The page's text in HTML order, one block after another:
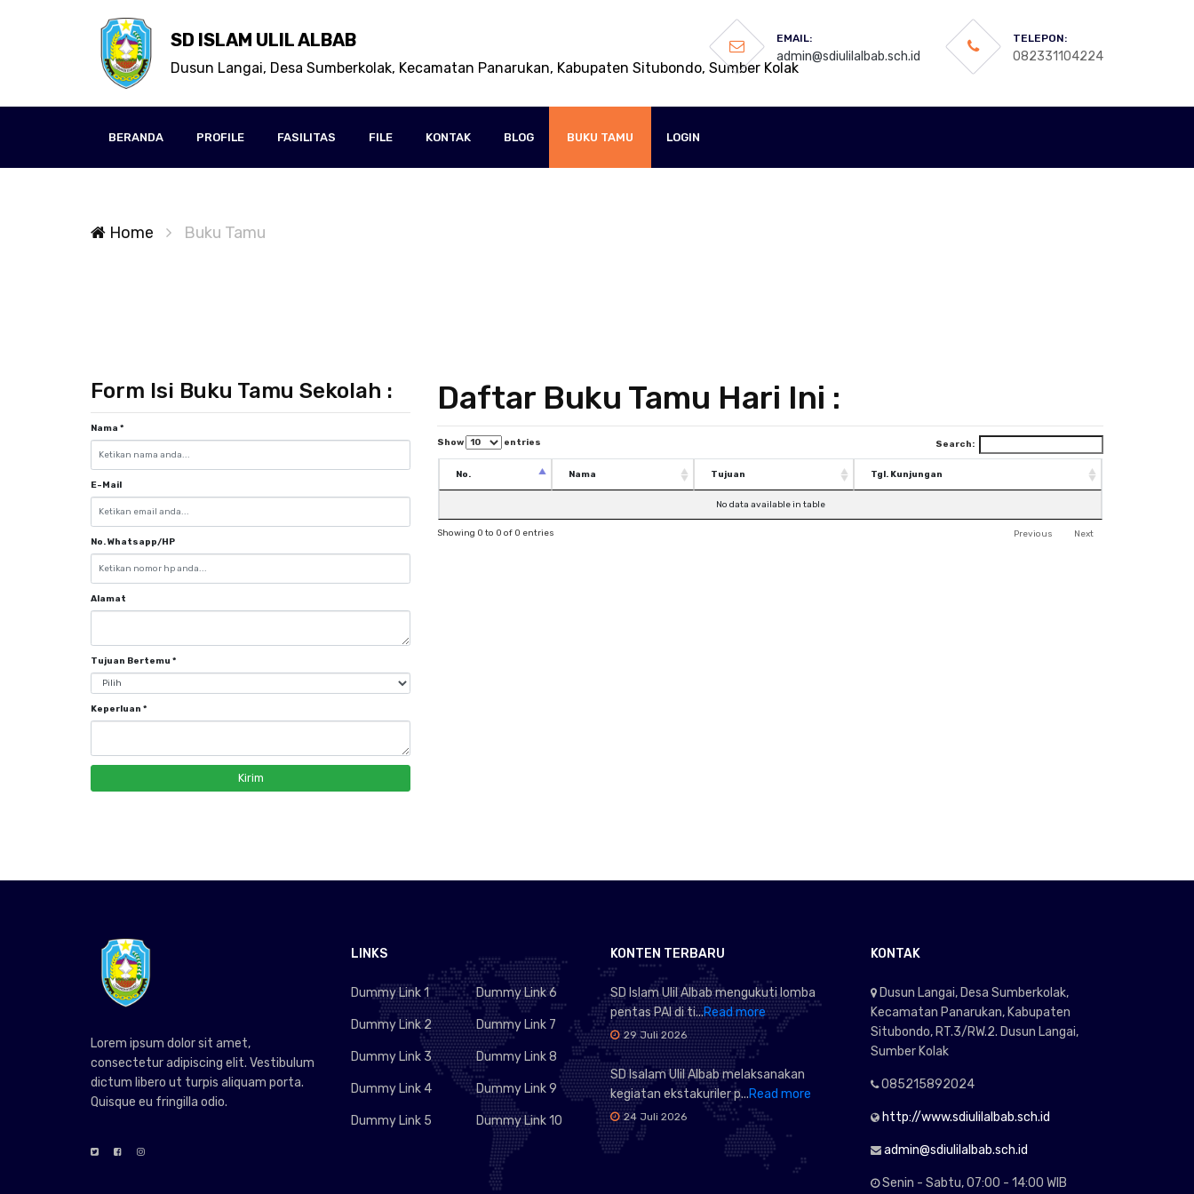
SD ISLAM ULIL ALBAB
Dusun Langai, Desa Sumberkolak, Kecamatan Panarukan, Kabupaten Situbondo, Sumber Kolak
EMAIL:
admin@sdiulilalbab.sch.id
TELEPON:
082331104224
BERANDA PROFILE FASILITAS FILE KONTAK BLOG BUKU TAMU LOGIN
Home Buku Tamu
Form Isi Buku Tamu Sekolah :
Nama *
E-Mail
No. Whatsapp/HP
Alamat
Tujuan Bertemu *
Keperluan *
Kirim
Daftar Buku Tamu Hari Ini :
Show entries Search:
No. Nama Tujuan Tgl. Kunjungan
No data available in table
Showing 0 to 0 of 0 entries Previous Next
Lorem ipsum dolor sit amet,
consectetur adipiscing elit. Vestibulum
dictum libero ut turpis aliquam porta.
Quisque eu fringilla odio.
LINKS
Dummy Link 1
Dummy Link 2
Dummy Link 3
Dummy Link 4
Dummy Link 5
Dummy Link 6
Dummy Link 7
Dummy Link 8
Dummy Link 9
Dummy Link 10
KONTEN TERBARU
SD Islam Ulil Albab mengukuti lomba
pentas PAI di ti...Read more
29 Juli 2026
SD Isalam Ulil Albab melaksanakan
kegiatan ekstakuriler p...Read more
24 Juli 2026
KONTAK
Dusun Langai, Desa Sumberkolak,
Kecamatan Panarukan, Kabupaten
Situbondo, RT.3/RW.2. Dusun Langai,
Sumber Kolak
085215892024
http://www.sdiulilalbab.sch.id
admin@sdiulilalbab.sch.id
Senin - Sabtu, 07:00 - 14:00 WIB